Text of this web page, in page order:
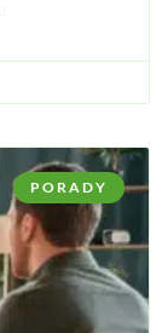
PORADY